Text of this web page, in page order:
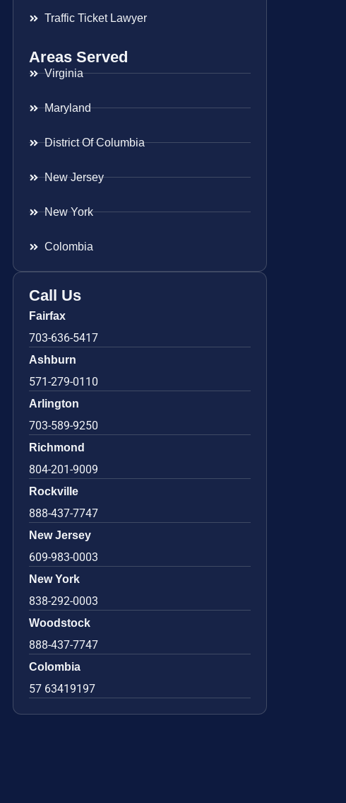
Traffic Ticket Lawyer
Areas Served
Virginia
Maryland
District Of Columbia
New Jersey
New York
Colombia
Call Us
Fairfax
703-636-5417
Ashburn
571-279-0110
Arlington
703-589-9250
Richmond
804-201-9009
Rockville
888-437-7747
New Jersey
609-983-0003
New York
838-292-0003
Woodstock
888-437-7747
Colombia
57 63419197